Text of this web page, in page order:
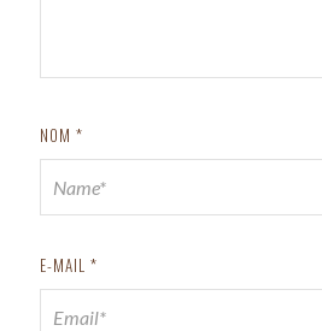
NOM *
E-MAIL *